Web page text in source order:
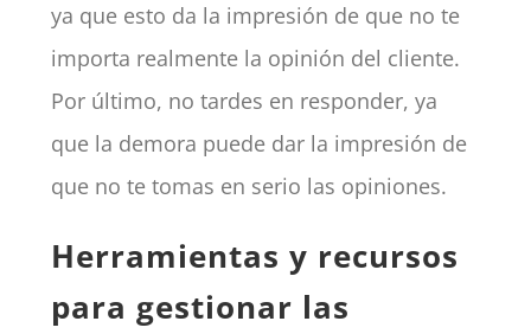
ya que esto da la impresión de que no te
importa realmente la opinión del cliente.
Por último, no tardes en responder, ya
que la demora puede dar la impresión de
que no te tomas en serio las opiniones.
Herramientas y recursos
para gestionar las